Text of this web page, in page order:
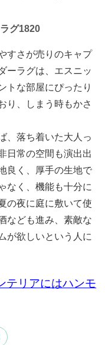
グ1820
すさが売りのキャプ
ーラグは、エスニッ
トな部屋にぴったり
り、しまう時もかさ
、落ち着いた大人っ
日常の空間も演出出
良く、厚手の生地で
なく、機能も十分に
の夜に庭に敷いて使
なども進み、素敵な
が欲しいという人に
テリアにはハンモ